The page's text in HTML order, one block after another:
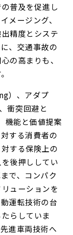
普及を促進し
メージング、
精度とシステ
、交通事故の
の高まりも、
）、アダプ
衝突回避と
機能と価値提案
する消費者の
する保険上の
後押ししてい
で、コンパク
ューションを
運転技術の台
らしていま
進車両技術へ